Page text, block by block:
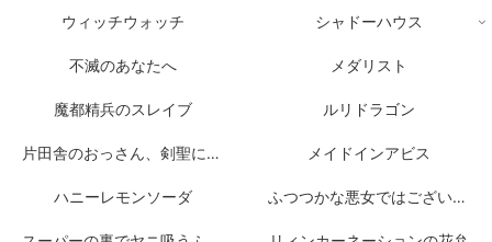
ウィッチウォッチ シャドーハウス
不滅のあなたへ メダリスト
魔都精兵のスレイブ ルリドラゴン
片田舎のおっさん、剣聖になる メイドインアビス
ハニーレモンソーダ ふつつかな悪女ではございますが